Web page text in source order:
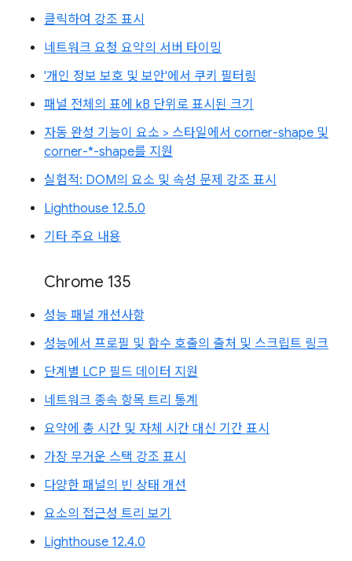
클릭하여 강조 표시
네트워크 요청 요약의 서버 타이밍
'개인 정보 보호 및 보안'에서 쿠키 필터링
패널 전체의 표에 kB 단위로 표시된 크기
자동 완성 기능이 요소 > 스타일에서 corner-shape 및
corner-*-shape를 지원
실험적: DOM의 요소 및 속성 문제 강조 표시
Lighthouse 12.5.0
기타 주요 내용
Chrome 135
성능 패널 개선사항
성능에서 프로필 및 함수 호출의 출처 및 스크립트 링크
단계별 LCP 필드 데이터 지원
네트워크 종속 항목 트리 통계
요약에 총 시간 및 자체 시간 대신 기간 표시
가장 무거운 스택 강조 표시
다양한 패널의 빈 상태 개선
요소의 접근성 트리 보기
Lighthouse 12.4.0